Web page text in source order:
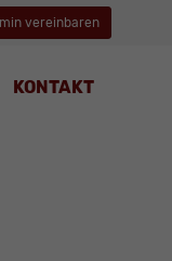
vereinbaren
KONTAKT